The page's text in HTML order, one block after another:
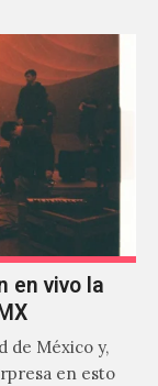
en vivo la
de México y,
en esto